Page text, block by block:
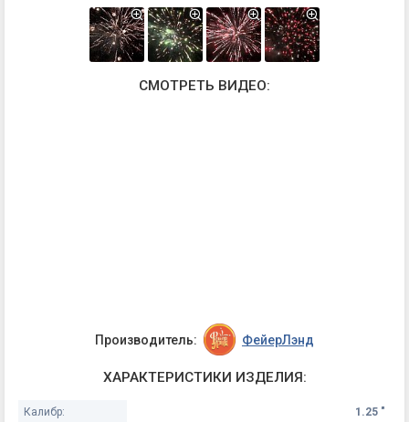
СМОТРЕТЬ ВИДЕО:
Производитель: ФейерЛэнд
ХАРАКТЕРИСТИКИ ИЗДЕЛИЯ:
Калибр:
1.25 "